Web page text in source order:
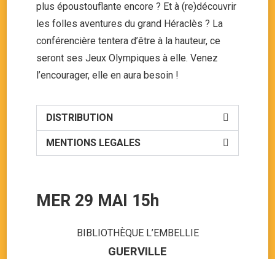
plus époustouflante encore ? Et à (re)découvrir
les folles aventures du grand Héraclès ? La
conférencière tentera d’être à la hauteur, ce
seront ses Jeux Olympiques à elle. Venez
l’encourager, elle en aura besoin !
DISTRIBUTION
MENTIONS LEGALES
MER 29 MAI 15h
BIBLIOTHÈQUE L’EMBELLIE
GUERVILLE